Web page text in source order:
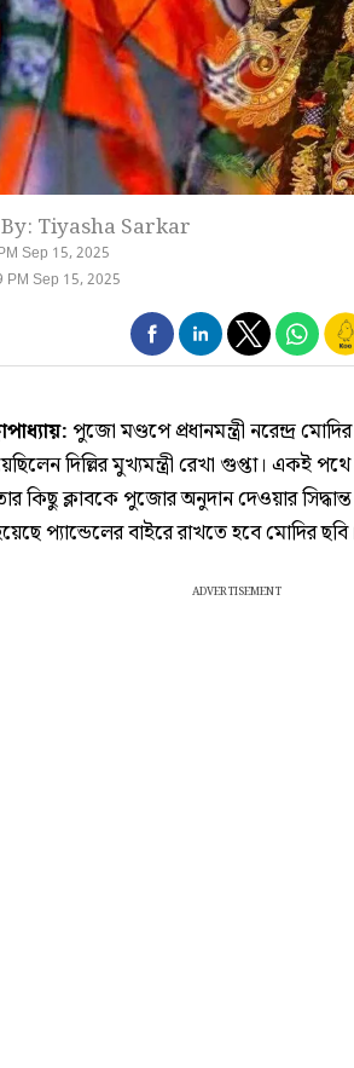
Tiyasha Sarkar
Sep 15, 2025
PM Sep 15, 2025
পুজো মণ্ডপে প্রধানমন্ত্রী নরেন্দ্র
দিল্লির মুখ্যমন্ত্রী রেখা গুপ্তা। একই
কিছু ক্লাবকে পুজোর অনুদান দেওয়ার সিদ্ধান্ত
প্যান্ডেলের বাইরে রাখতে হবে মোদির
ADVERTISEMENT